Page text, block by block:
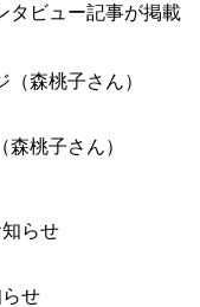
タビュー記事が掲載
桃子さん）
せ